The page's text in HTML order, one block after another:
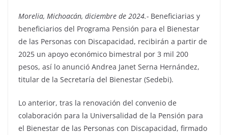
Morelia, Michoacán, diciembre de 2024.- Beneficiarias y
beneficiarios del Programa Pensión para el Bienestar
de las Personas con Discapacidad, recibirán a partir de
2025 un apoyo económico bimestral por 3 mil 200
pesos, así lo anunció Andrea Janet Serna Hernández,
titular de la Secretaría del Bienestar (Sedebi).
Lo anterior, tras la renovación del convenio de
colaboración para la Universalidad de la Pensión para
el Bienestar de las Personas con Discapacidad, firmado